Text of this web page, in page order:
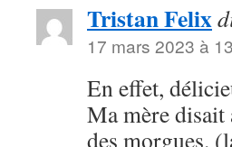
Tristan Felix
17 mars 2023 à
En effet,
Ma mère disait
des morgues.